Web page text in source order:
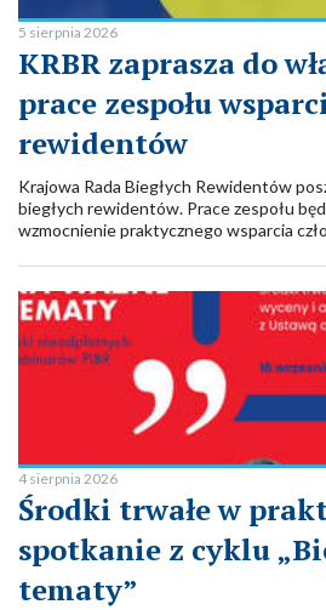
5 sierpnia 2026
KRBR zaprasza do
prace zespołu
rewidentów
Krajowa Rada Biegłych Rewidentów
biegłych rewidentów. Prace zespołu
wzmocnienie praktycznego wsparcia
4 sierpnia 2026
Środki trwałe w
spotkanie z cyklu
tematy”